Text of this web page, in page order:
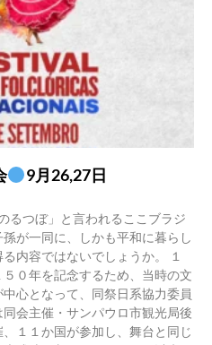
9月26,27日
るつぼ」と言われるここブラジ
が一同に、しかも平和に暮らし
内容ではないでしょうか。 １
０年を記念するため、当時の文
心となって、同祭日系協力委員
会主催・サンパウロ市観光局後
１１か国が参加し、舞台と同じ